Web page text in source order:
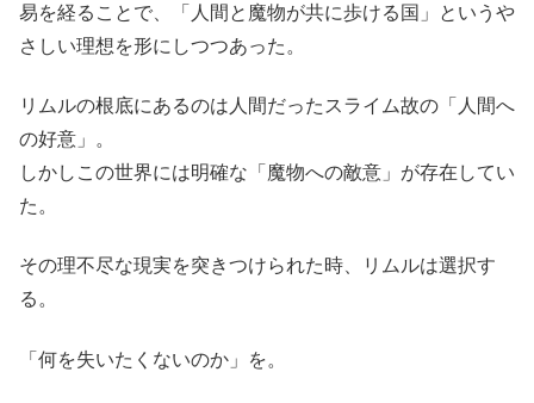
易を経ることで、「人間と魔物が共に歩ける国」というや
さしい理想を形にしつつあった。
リムルの根底にあるのは人間だったスライム故の「人間へ
の好意」。
しかしこの世界には明確な「魔物への敵意」が存在してい
た。
その理不尽な現実を突きつけられた時、リムルは選択す
る。
「何を失いたくないのか」を。